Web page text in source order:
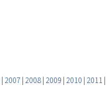
| 2007 | 2008| 2009 | 2010 | 2011